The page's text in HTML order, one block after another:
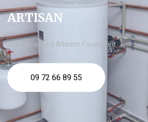
ARTISAN
chaudière fioul Atlantic Fouesnant
09 72 66 89 55